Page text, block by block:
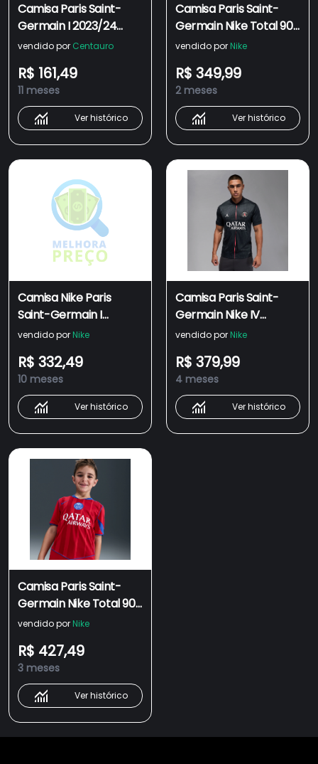
Camisa Paris Saint-
Germain I 2023/24
Torcedor Pro Nike -
vendido por Centauro
R$ 161,49
11 meses
Ver histórico
Camisa Paris Saint-
Germain Nike Total 90
III 2025/26 Torcedor
vendido por Nike
R$ 349,99
2 meses
Ver histórico
Camisa Nike Paris
Saint-Germain I
2025/26 Torcedor Pro
vendido por Nike
R$ 332,49
10 meses
Ver histórico
Camisa Paris Saint-
Germain Nike IV
2025/26 Torcedor Pro
vendido por Nike
R$ 379,99
4 meses
Ver histórico
Camisa Paris Saint-
Germain Nike Total 90
III 2025/26 Torcedor
vendido por Nike
R$ 427,49
3 meses
Ver histórico